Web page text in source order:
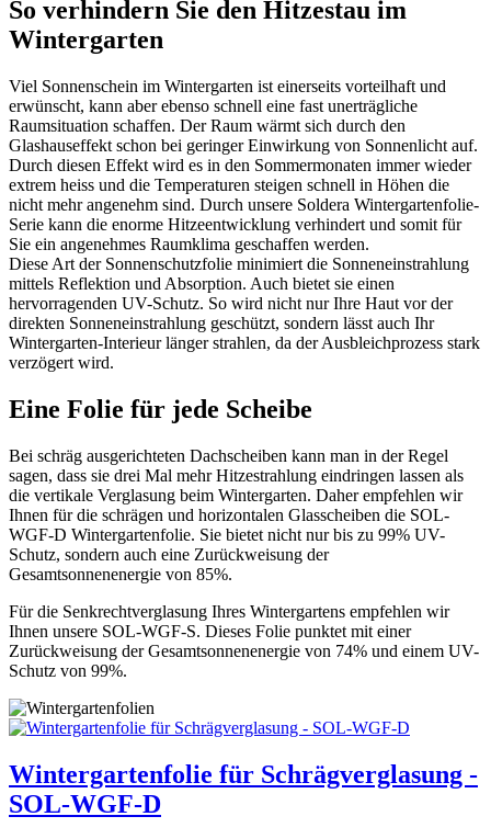
So verhindern Sie den Hitzestau im
Wintergarten
Viel Sonnenschein im Wintergarten ist einerseits vorteilhaft und
erwünscht, kann aber ebenso schnell eine fast unerträgliche
Raumsituation schaffen. Der Raum wärmt sich durch den
Glashauseffekt schon bei geringer Einwirkung von Sonnenlicht auf.
Durch diesen Effekt wird es in den Sommermonaten immer wieder
extrem heiss und die Temperaturen steigen schnell in Höhen die
nicht mehr angenehm sind. Durch unsere Soldera Wintergartenfolie-
Serie kann die enorme Hitzeentwicklung verhindert und somit für
Sie ein angenehmes Raumklima geschaffen werden.
Diese Art der Sonnenschutzfolie minimiert die Sonneneinstrahlung
mittels Reflektion und Absorption. Auch bietet sie einen
hervorragenden UV-Schutz. So wird nicht nur Ihre Haut vor der
direkten Sonneneinstrahlung geschützt, sondern lässt auch Ihr
Wintergarten-Interieur länger strahlen, da der Ausbleichprozess stark
verzögert wird.
Eine Folie für jede Scheibe
Bei schräg ausgerichteten Dachscheiben kann man in der Regel
sagen, dass sie drei Mal mehr Hitzestrahlung eindringen lassen als
die vertikale Verglasung beim Wintergarten. Daher empfehlen wir
Ihnen für die schrägen und horizontalen Glasscheiben die SOL-
WGF-D Wintergartenfolie. Sie bietet nicht nur bis zu 99% UV-
Schutz, sondern auch eine Zurückweisung der
Gesamtsonnenenergie von 85%.
Für die Senkrechtverglasung Ihres Wintergartens empfehlen wir
Ihnen unsere SOL-WGF-S. Dieses Folie punktet mit einer
Zurückweisung der Gesamtsonnenenergie von 74% und einem UV-
Schutz von 99%.
Wintergartenfolie für Schrägverglasung -
SOL-WGF-D